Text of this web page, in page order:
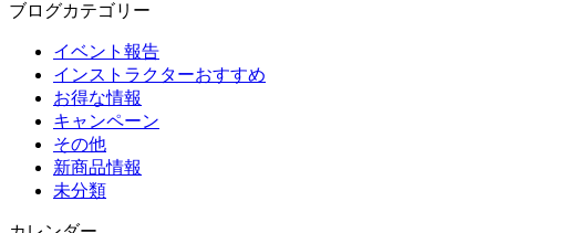
ブログカテゴリー
イベント報告
インストラクターおすすめ
お得な情報
キャンペーン
その他
新商品情報
未分類